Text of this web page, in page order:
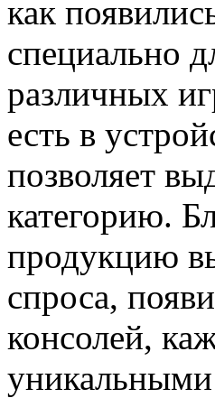
как
специально
различных
есть в
позволяет
категорию.
продукцию
спроса,
консолей,
уникальными